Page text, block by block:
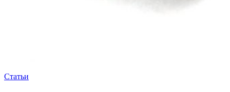
Статьи